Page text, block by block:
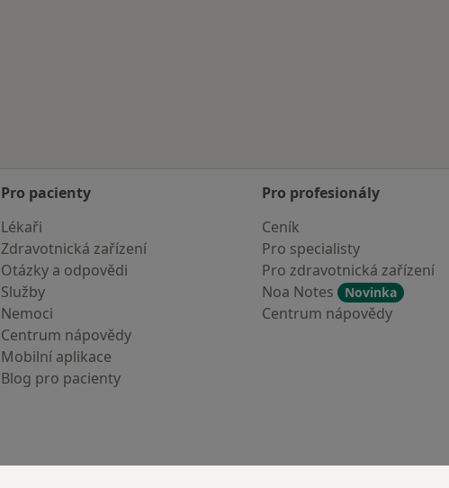
Pro pacienty
Lékaři
Zdravotnická zařízení
Otázky a odpovědi
Služby
Nemoci
Centrum nápovědy
Mobilní aplikace
Blog pro pacienty
Pro profesionály
Ceník
Pro specialisty
Pro zdravotnická zařízení
Noa Notes
Novinka
Centrum nápovědy